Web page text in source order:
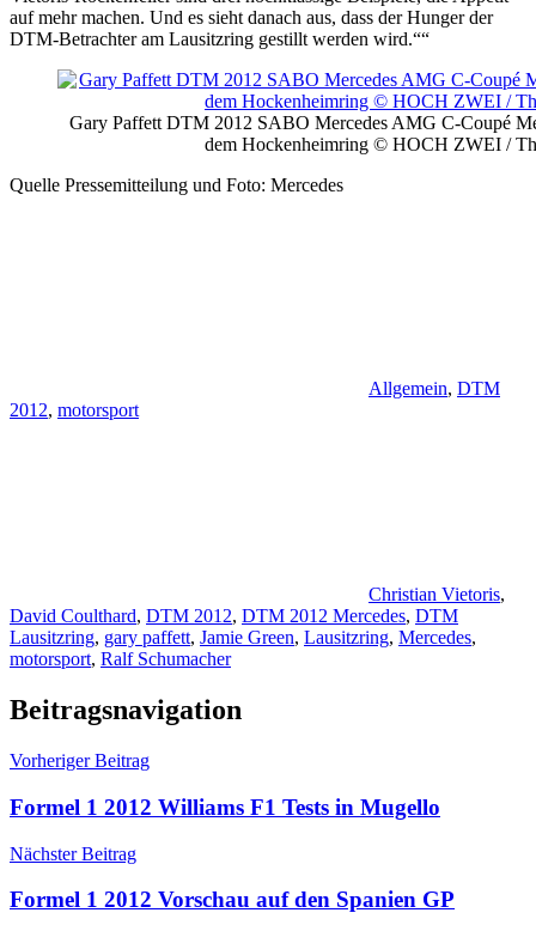
auf mehr machen. Und es sieht danach aus, dass der Hunger der
DTM-Betrachter am Lausitzring gestillt werden wird.““
Gary Paffett DTM 2012 SABO Mercedes AMG C-Coupé
dem Hockenheimring © HOCH ZWEI /
Quelle Pressemitteilung und Foto: Mercedes
Allgemein, DTM
2012, motorsport
Christian Vietoris,
David Coulthard, DTM 2012, DTM 2012 Mercedes, DTM
Lausitzring, gary paffett, Jamie Green, Lausitzring, Mercedes,
motorsport, Ralf Schumacher
Beitragsnavigation
Vorheriger Beitrag
Formel 1 2012 Williams F1 Tests in Mugello
Nächster Beitrag
Formel 1 2012 Vorschau auf den Spanien GP